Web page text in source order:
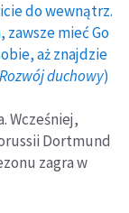
do wewnątrz.
zawsze mieć Go
aż znajdzie
Rozwój duchowy)
Wcześniej,
Dortmund
zagra w